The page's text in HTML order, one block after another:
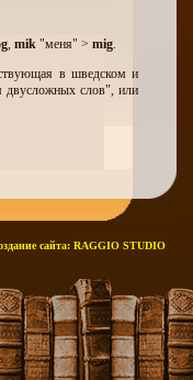
сайта: RAGGIO STUDIO
, mik "меня" > mig.
в шведском и
двусложных слов", или
við), которая, таким
живое и продуктивное
заимствованные
остались в языке или
заграничных товаров,
bíll "автомашина",tónn
) ,skáti"разведчик"
(из дат.ærte),ske